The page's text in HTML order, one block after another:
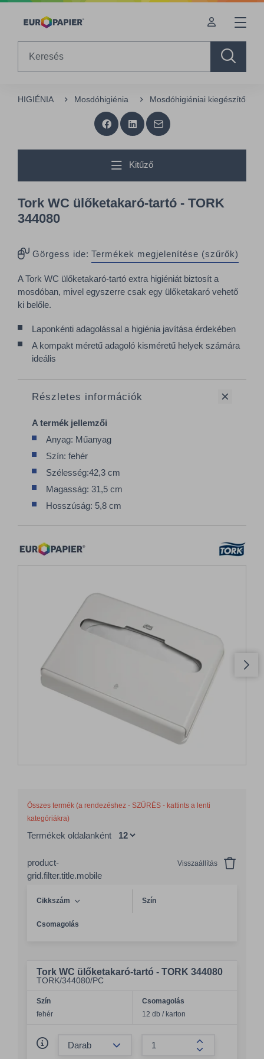
Table Of Content
Kiegészítő termékek
Az Önt érdeklő termékek
HIGIÉNIA Mosdóhigiénia Mosdóhigiéniai kiegészítők
Kitűző
Tork WC ülőketakaró-tartó - TORK
344080
Görgess ide: Termékek megjelenítése (szűrők)
A Tork WC ülőketakaró-tartó extra higiéniát biztosít a
mosdóban, mivel egyszerre csak egy ülőketakaró vehető
ki belőle.
Laponkénti adagolással a higiénia javítása érdekében
A kompakt méretű adagoló kisméretű helyek számára
ideális
Részletes információk
A termék jellemzői
Anyag: Műanyag
Szín: fehér
Szélesség:42,3 cm
Magasság: 31,5 cm
Hosszúság: 5,8 cm
Összes termék (a rendezéshez - SZŰRÉS - kattints a lenti
kategóriákra)
Termékek oldalanként
product-
grid.filter.title.mobile
Visszaállítás
Cikkszám Szín
Csomagolás
Tork WC ülőketakaró-tartó - TORK 344080
TORK/344080/PC
Szín
fehér
Csomagolás
12 db / karton
Összeg